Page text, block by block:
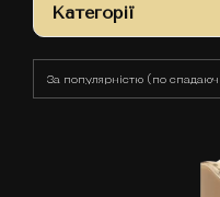
Категорії